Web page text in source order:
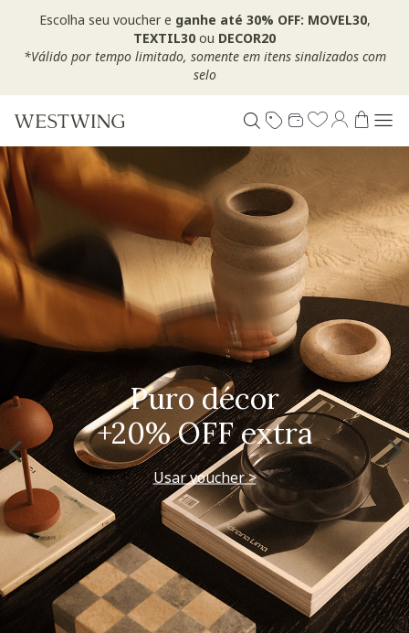
Escolha seu voucher e ganhe até 30% OFF: MOVEL30,
TEXTIL30 ou DECOR20
*Válido por tempo limitado, somente em itens sinalizados com
selo
Puro décor
+20% OFF extra
Usar voucher >